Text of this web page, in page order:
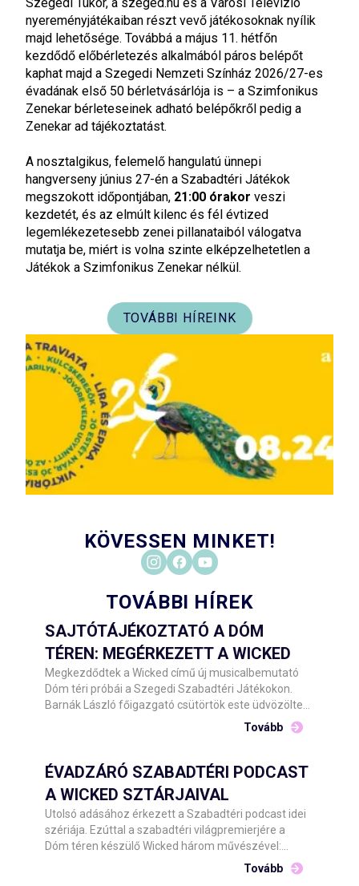
nyereményjátékaiban részt vevő játékosoknak nyílik
majd lehetősége. Továbbá a május 11. hétfőn
kezdődő előbérletezés alkalmából páros belépőt
kaphat majd a Szegedi Nemzeti Színház 2026/27-es
évadának első 50 bérletvásárlója is – a Szimfonikus
Zenekar bérleteseinek adható belépőkről pedig a
Zenekar ad tájékoztatást.
A nosztalgikus, felemelő hangulatú ünnepi
hangverseny június 27-én a Szabadtéri Játékok
megszokott időpontjában, 21:00 órakor veszi
kezdetét, és az elmúlt kilenc és fél évtized
legemlékezetesebb zenei pillanataiból válogatva
mutatja be, miért is volna szinte elképzelhetetlen a
Játékok a Szimfonikus Zenekar nélkül.
TOVÁBBI HÍREINK
KÖVESSEN MINKET!
TOVÁBBI HÍREK
SAJTÓTÁJÉKOZTATÓ A DÓM
TÉREN: MEGÉRKEZETT A WICKED
Megkezdődtek a Wicked című új musicalbemutató
Dóm téri próbái a Szegedi Szabadtéri Játékokon.
Barnák László főigazgató csütörtök este üdvözölte
Szegeden az alkotókat, közreműködőket, majd
Szente Vajk rendezővel sajtótájékoztató keretében
Tovább
ÉVADZÁRÓ SZABADTÉRI PODCAST
A WICKED SZTÁRJAIVAL
Utolsó adásához érkezett a Szabadtéri podcast idei
szériája. Ezúttal a szabadtéri világpremierjére a
Dóm téren készülő Wicked három művészével:
Udvaros Dorottyával, Csonka Andrással és Tóth
Tovább